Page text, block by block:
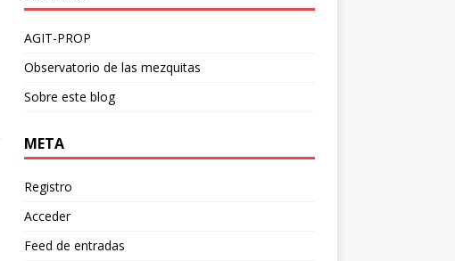
AGIT-PROP
Observatorio de las mezquitas
Sobre este blog
META
Registro
Acceder
Feed de entradas